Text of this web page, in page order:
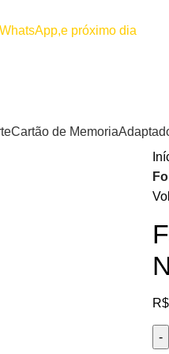
próximo dia
Cartão de Memoria
R$